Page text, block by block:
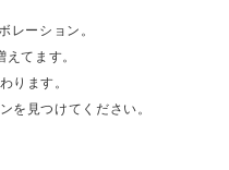
レーション。
てます。
ります。
を見つけてください。